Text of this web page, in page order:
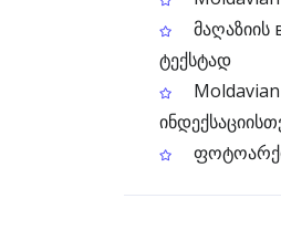
მაღაზიის
ტექსტად